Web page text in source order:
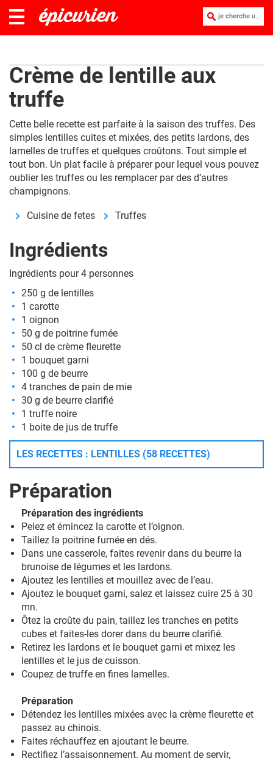
je cherche une recette :
Crème de lentille aux
truffe
Cette belle recette est parfaite à la saison des truffes. Des
simples lentilles cuites et mixées, des petits lardons, des
lamelles de truffes et quelques croûtons. Tout simple et
tout bon. Un plat facile à préparer pour lequel vous pouvez
oublier les truffes ou les remplacer par des d’autres
champignons.
Cuisine de fetes Truffes
Ingrédients
Ingrédients pour 4 personnes
250 g de lentilles
1 carotte
1 oignon
50 g de poitrine fumée
50 cl de crème fleurette
1 bouquet garni
100 g de beurre
4 tranches de pain de mie
30 g de beurre clarifié
1 truffe noire
1 boite de jus de truffe
LES RECETTES : LENTILLES (58 RECETTES)
Préparation
Préparation des ingrédients
Pelez et émincez la carotte et l’oignon.
Taillez la poitrine fumée en dés.
Dans une casserole, faites revenir dans du beurre la
brunoise de légumes et les lardons.
Ajoutez les lentilles et mouillez avec de l’eau.
Ajoutez le bouquet garni, salez et laissez cuire 25 à 30
mn.
Ôtez la croûte du pain, taillez les tranches en petits
cubes et faites-les dorer dans du beurre clarifié.
Retirez les lardons et le bouquet garni et mixez les
lentilles et le jus de cuisson.
Coupez de truffe en fines lamelles.
Préparation
Détendez les lentilles mixées avec la crème fleurette et
passez au chinois.
Faites réchauffez en ajoutant le beurre.
Rectifiez l’assaisonnement. Au moment de servir,